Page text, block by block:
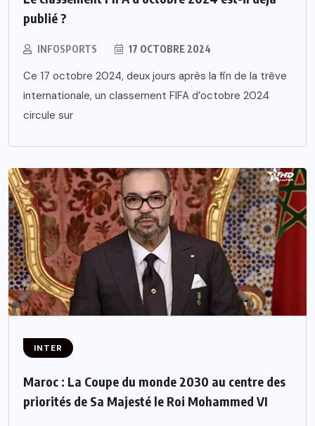
publié ?
INFOSPORTS 17 OCTOBRE 2024
Ce 17 octobre 2024, deux jours après la fin de la trêve
internationale, un classement FIFA d’octobre 2024
circule sur
INTER
Maroc : La Coupe du monde 2030 au centre des
priorités de Sa Majesté le Roi Mohammed VI